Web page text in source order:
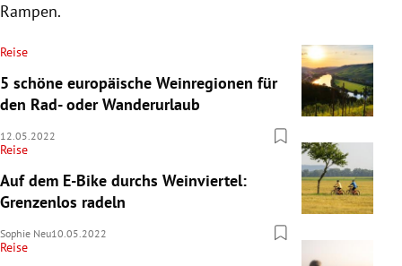
Rampen.
Reise
5 schöne europäische Weinregionen für
den Rad- oder Wanderurlaub
12.05.2022
Reise
Auf dem E-Bike durchs Weinviertel:
Grenzenlos radeln
Sophie Neu10.05.2022
Reise